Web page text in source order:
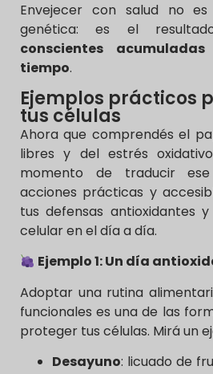
Envejecer con salud no
genética: es el
conscientes
tiempo.
Ejemplos prácticos
tus células
Ahora que comprendés el
libres y del estrés
momento de traducir
acciones prácticas y
tus defensas antioxidantes
celular en el día a día.
Ejemplo 1: Un día
Adoptar una rutina
funcionales es una de las
proteger tus células. Mirá un
Desayuno: licuado de